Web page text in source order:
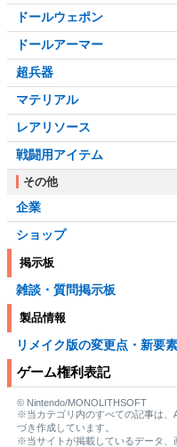
ドールウェポン
ドールアーマー
超兵器
マテリアル
レアリソース
戦闘用アイテム
その他
企業
ショップ
掲示板
雑談・質問掲示板
製品情報
リメイク版の変更点・新要素
ゲーム権利表記
© Nintendo/MONOLITHSOFT
※当カテゴリ内のすべての記事は、
づき作成しています。
※当サイトが掲載しているデータ、